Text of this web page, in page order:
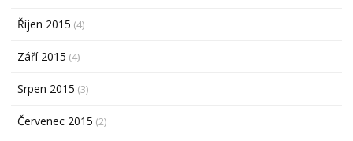
Říjen 2015 (4)
Září 2015 (4)
Srpen 2015 (3)
Červenec 2015 (2)